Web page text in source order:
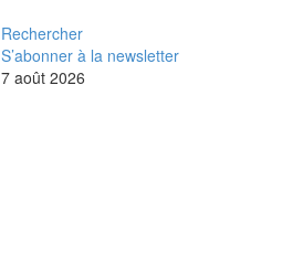
Rechercher
S’abonner à la newsletter
7 août 2026